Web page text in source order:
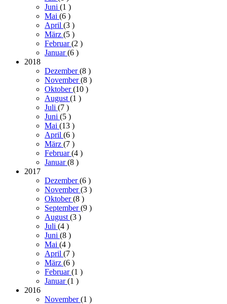
Juni (1 )
Mai (6 )
April (3 )
März (5 )
Februar(2 )
Januar(6 )
2018
Dezember(8 )
November(8 )
Oktober(10 )
August (1 )
Juli (7 )
Juni (5 )
Mai (13 )
April (6 )
März (7 )
Februar(4 )
Januar(8 )
2017
Dezember(6 )
November(3 )
Oktober(8 )
September(9 )
August (3 )
Juli (4 )
Juni (8 )
Mai (4 )
April (7 )
März (6 )
Februar(1 )
Januar(1 )
2016
November(1 )